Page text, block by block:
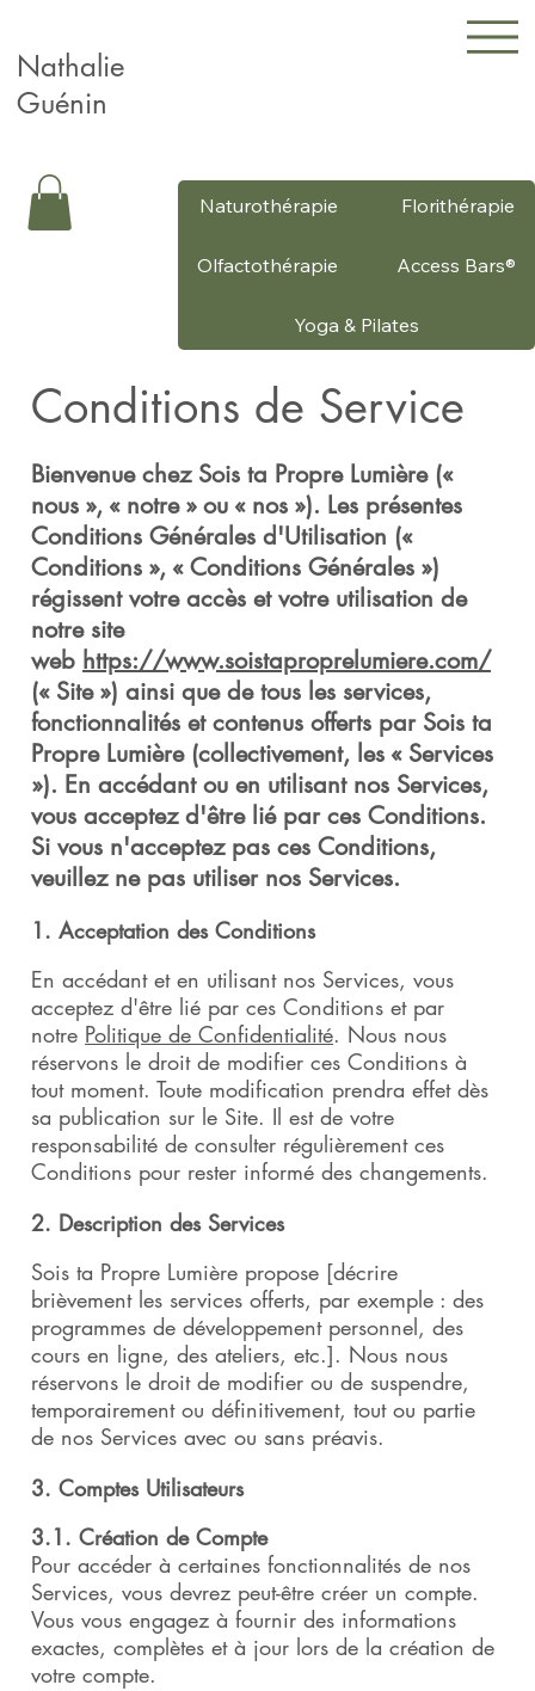
Nathalie
Guénin
Naturothérapie Florithérapie
Olfactothérapie Access Bars®
Yoga & Pilates
Conditions de Service
Bienvenue chez Sois ta Propre Lumière («
nous », « notre » ou « nos »). Les présentes
Conditions Générales d'Utilisation («
Conditions », « Conditions Générales »)
régissent votre accès et votre utilisation de
notre site
web https://www.soistaproprelumiere.com/
(« Site ») ainsi que de tous les services,
fonctionnalités et contenus offerts par Sois ta
Propre Lumière (collectivement, les « Services
»). En accédant ou en utilisant nos Services,
vous acceptez d'être lié par ces Conditions.
Si vous n'acceptez pas ces Conditions,
veuillez ne pas utiliser nos Services.
1. Acceptation des Conditions
En accédant et en utilisant nos Services, vous
acceptez d'être lié par ces Conditions et par
notre Politique de Confidentialité. Nous nous
réservons le droit de modifier ces Conditions à
tout moment. Toute modification prendra effet dès
sa publication sur le Site. Il est de votre
responsabilité de consulter régulièrement ces
Conditions pour rester informé des changements.
2. Description des Services
Sois ta Propre Lumière propose [décrire
brièvement les services offerts, par exemple : des
programmes de développement personnel, des
cours en ligne, des ateliers, etc.]. Nous nous
réservons le droit de modifier ou de suspendre,
temporairement ou définitivement, tout ou partie
de nos Services avec ou sans préavis.
3. Comptes Utilisateurs
3.1. Création de Compte
Pour accéder à certaines fonctionnalités de nos
Services, vous devrez peut-être créer un compte.
Vous vous engagez à fournir des informations
exactes, complètes et à jour lors de la création de
votre compte.